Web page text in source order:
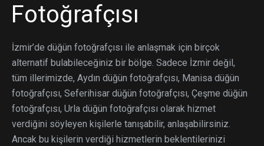
Fotoğrafçısı
İzmir’de düğün fotoğrafçısı ile anlaşmak için birçok
alternatif bulabileceğiniz bir bölge. Sadece İzmir değil,
tüm illerimizde, Aydın düğün fotoğrafçısı, Manisa düğün
fotoğrafçısı, Seferihisar düğün fotoğrafçısı, Çeşme düğün
fotoğrafçısı, Urla düğün fotoğrafçısı olarak hizmet
verdiğini söyleyen kişilerle tanışabilir, anlaşabilirsiniz.
Ancak bu kişilerin verdiği hizmetlerin beklentilerinizi